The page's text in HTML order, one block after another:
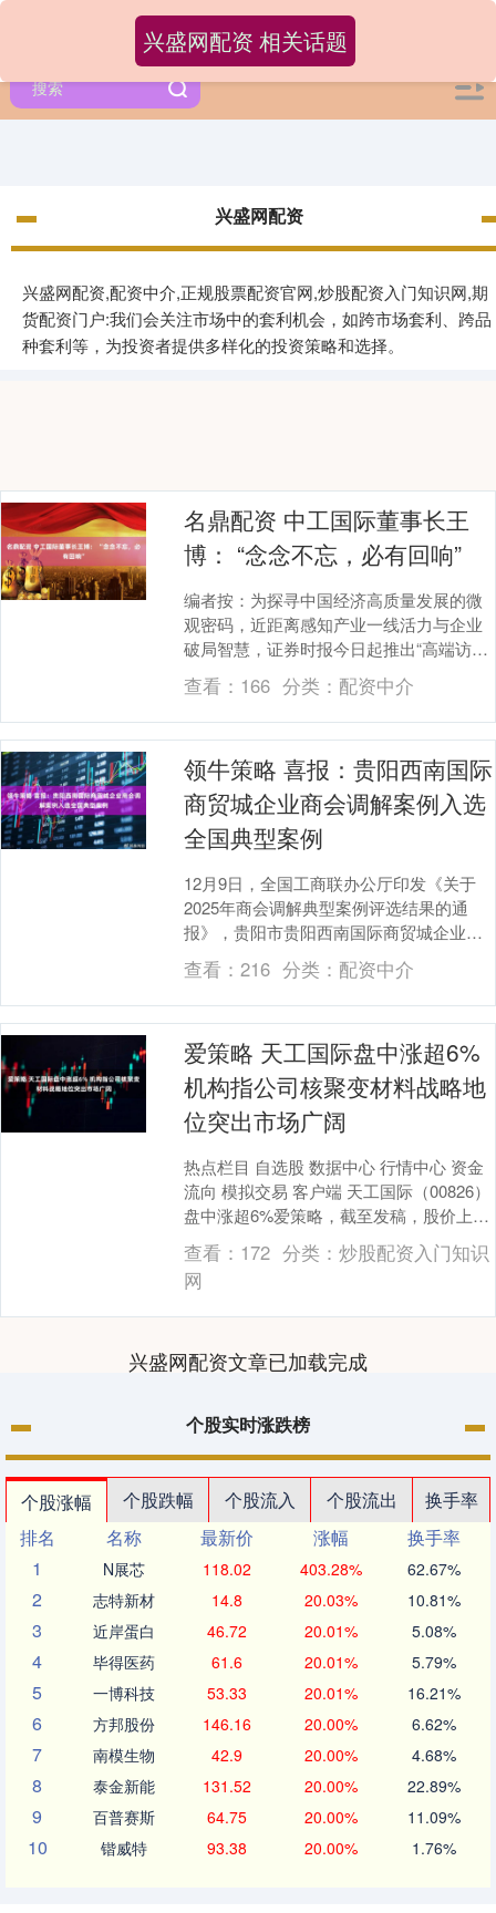
兴盛网配资
兴盛网配资,配资中介,正规股票配资官网,炒股配资入门知识网,期
货配资门户:我们会关注市场中的套利机会，如跨市场套利、跨品
种套利等，为投资者提供多样化的投资策略和选择。
兴盛网配资 相关话题
名鼎配资 中工国际董事长王
博： “念念不忘，必有回响”
编者按：为探寻中国经济高质量发展的微
观密码，近距离感知产业一线活力与企业
破局智慧，证券时报今日起推出“高端访
谈”栏目。记者将走进各行业龙头公司，寻
访各领域领航者....
查看： 166 分类： 配资中介
领牛策略 喜报：贵阳西南国际
商贸城企业商会调解案例入选
全国典型案例
12月9日，全国工商联办公厅印发《关于
2025年商会调解典型案例评选结果的通
报》，贵阳市贵阳西南国际商贸城企业商
会成功化解六号广场租金纠纷的案例入选
全国百件优秀....
查看：216 分类： 配资中介
爱策略 天工国际盘中涨超6%
机构指公司核聚变材料战略地
位突出市场广阔
热点栏目 自选股 数据中心 行情中心 资金
流向 模拟交易 客户端 天工国际（00826）
盘中涨超6%爱策略，截至发稿，股价上涨
5.09%，现报3.10港元，成交....
查看： 172 分类： 炒股配资入门知识
网
兴盛网配资文章已加载完成
个股实时涨跌榜
个股涨幅 个股跌幅 个股流入 个股流出
换手率
排名
名称 最新价 涨幅
换手率
1
N展芯 118.02 403.28% 62.67%
2 志特新材 14.8 20.03% 10.81%
3 近岸蛋白 46.72 20.01% 5.08%
4 毕得医药 61.6 20.01% 5.79%
5 一博科技 53.33 20.01% 16.21%
6 方邦股份 146.16 20.00% 6.62%
7 南模生物 42.9 20.00% 4.68%
8 泰金新能 131.52 20.00% 22.89%
9 百普赛斯 64.75 20.00% 11.09%
10 锴威特 93.38 20.00% 1.76%